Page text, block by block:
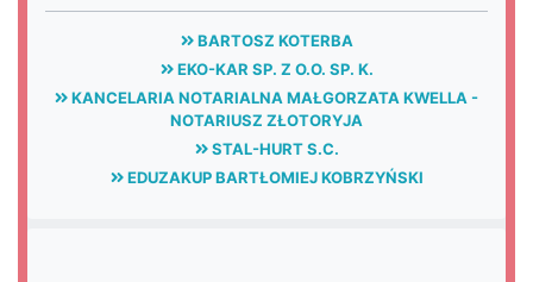
BARTOSZ KOTERBA
EKO-KAR SP. Z O.O. SP. K.
KANCELARIA NOTARIALNA MAŁGORZATA KWELLA -
NOTARIUSZ ZŁOTORYJA
STAL-HURT S.C.
EDUZAKUP BARTŁOMIEJ KOBRZYŃSKI